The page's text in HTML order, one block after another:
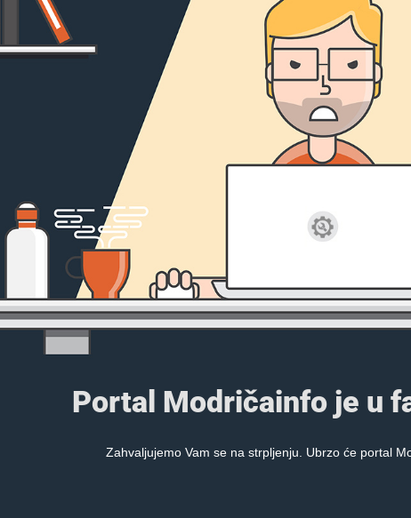
Portal Modričainfo je u
Zahvaljujemo Vam se na strpljenju. Ubrzo će portal